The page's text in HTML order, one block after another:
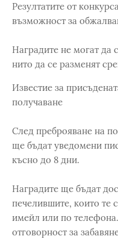
Резултатите от
възможност за
Наградите не могат да
нито да се разменят
Известие за
получаване
След преброяване на
ще бъдат уведомени
късно до 8 дни.
Наградите ще бъдат
печелившите, които те
имейл или по
отговорност за